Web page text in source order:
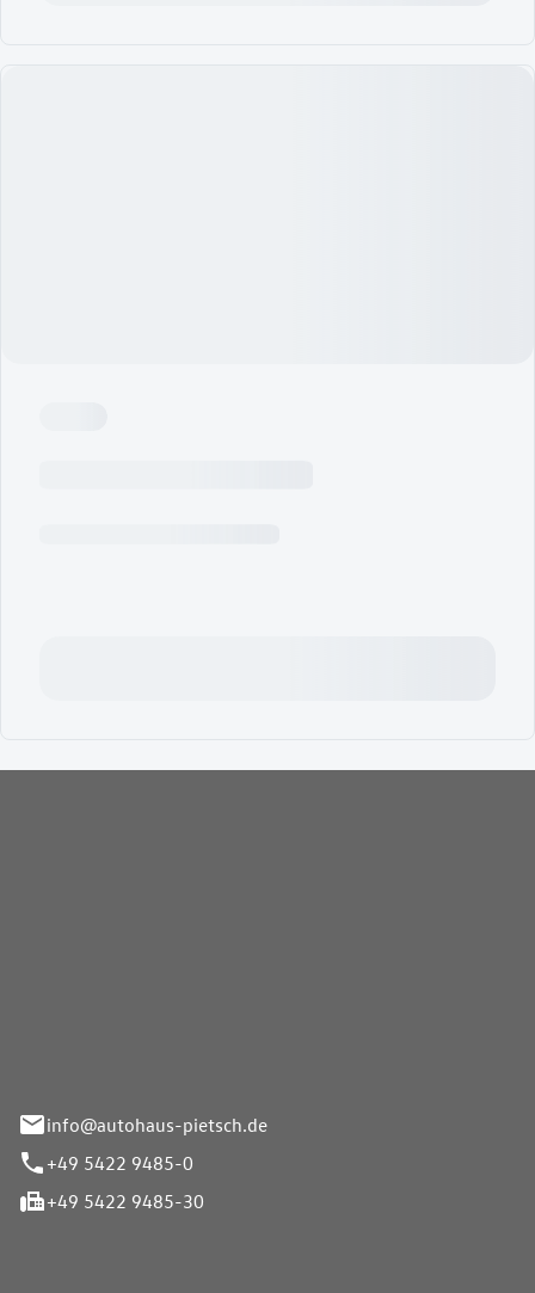
info@autohaus-pietsch.de
+49 5422 9485-0
+49 5422 9485-30